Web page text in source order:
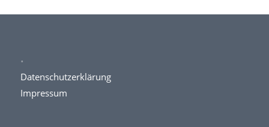
.
Datenschutzerklärung
Impressum